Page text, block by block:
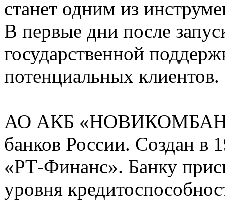
станет одним из
В первые дни после
государственной
потенциальных клиентов.
АО АКБ
банков России. Создан в
«РТ-Финанс». Банку
уровня